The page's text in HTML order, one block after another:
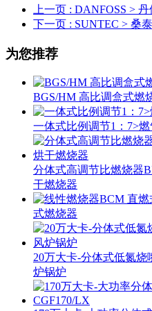
上一页 : DANFOSS >
下一页 : SUNTEC > 桑
为您推荐
BGS/HM 高比调盒式燃
一体式比例调节1：7>
分体式高调节比燃烧器
干燃烧器
式燃烧器
20万大卡-分体式低氮烧
炉锅炉